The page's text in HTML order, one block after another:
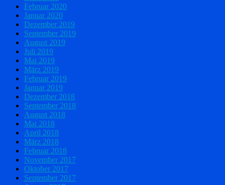
Februar 2020
Januar 2020
Dezember 2019
September 2019
August 2019
Juli 2019
Mai 2019
März 2019
Februar 2019
Januar 2019
Dezember 2018
September 2018
August 2018
Mai 2018
April 2018
März 2018
Februar 2018
November 2017
Oktober 2017
September 2017